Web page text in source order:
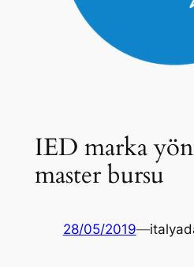
IED marka
master bursu
28/05/2019—